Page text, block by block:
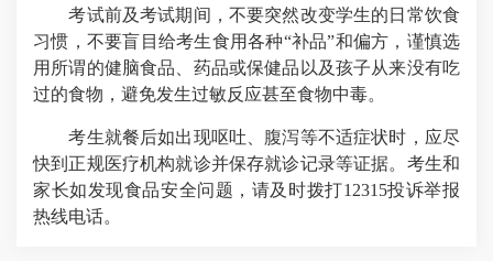
考试前及考试期间，不要突然改变学生的日常饮食
习惯，不要盲目给考生食用各种“补品”和偏方，谨慎选
用所谓的健脑食品、药品或保健品以及孩子从来没有吃
过的食物，避免发生过敏反应甚至食物中毒。
考生就餐后如出现呕吐、腹泻等不适症状时，应尽
快到正规医疗机构就诊并保存就诊记录等证据。考生和
家长如发现食品安全问题，请及时拨打12315投诉举报
热线电话。